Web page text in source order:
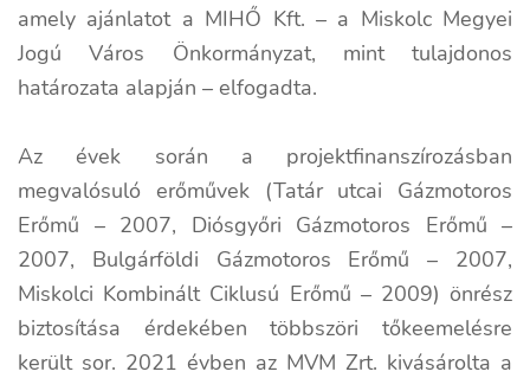
amely ajánlatot a MIHŐ Kft. – a Miskolc Megyei
Jogú Város Önkormányzat, mint tulajdonos
határozata alapján – elfogadta.
Az évek során a projektfinanszírozásban
megvalósuló erőművek (Tatár utcai Gázmotoros
Erőmű – 2007, Diósgyőri Gázmotoros Erőmű –
2007, Bulgárföldi Gázmotoros Erőmű – 2007,
Miskolci Kombinált Ciklusú Erőmű – 2009) önrész
biztosítása érdekében többszöri tőkeemelésre
került sor. 2021 évben az MVM Zrt. kivásárolta a